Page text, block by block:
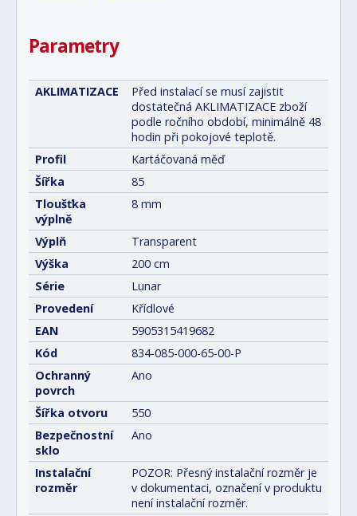
Parametry
AKLIMATIZACE
Před instalací se musí zajistit
dostatečná AKLIMATIZACE zboží
podle ročního období, minimálně 48
hodin při pokojové teplotě.
Profil
Kartáčovaná měď
Šířka
85
Tloušťka
výplně
8 mm
Výplň
Transparent
Výška
200 cm
Série
Lunar
Provedení
Křídlové
EAN
5905315419682
Kód
834-085-000-65-00-P
Ochranný
povrch
Ano
Šířka otvoru
550
Bezpečnostní
sklo
Ano
Instalační
rozměr
POZOR: Přesný instalační rozměr je
v dokumentaci, označení v produktu
není instalační rozměr.